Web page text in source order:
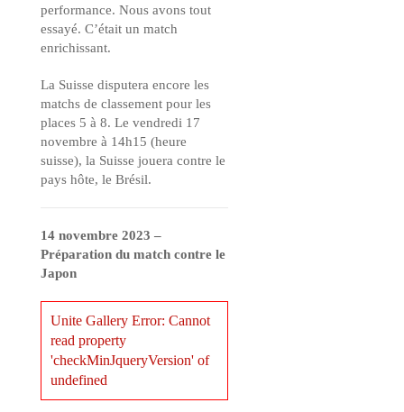
performance. Nous avons tout
essayé. C’était un match
enrichissant.
La Suisse disputera encore les
matchs de classement pour les
places 5 à 8. Le vendredi 17
novembre à 14h15 (heure
suisse), la Suisse jouera contre le
pays hôte, le Brésil.
14 novembre 2023 –
Préparation du match contre le
Japon
Unite Gallery Error: Cannot
read property
'checkMinJqueryVersion' of
undefined